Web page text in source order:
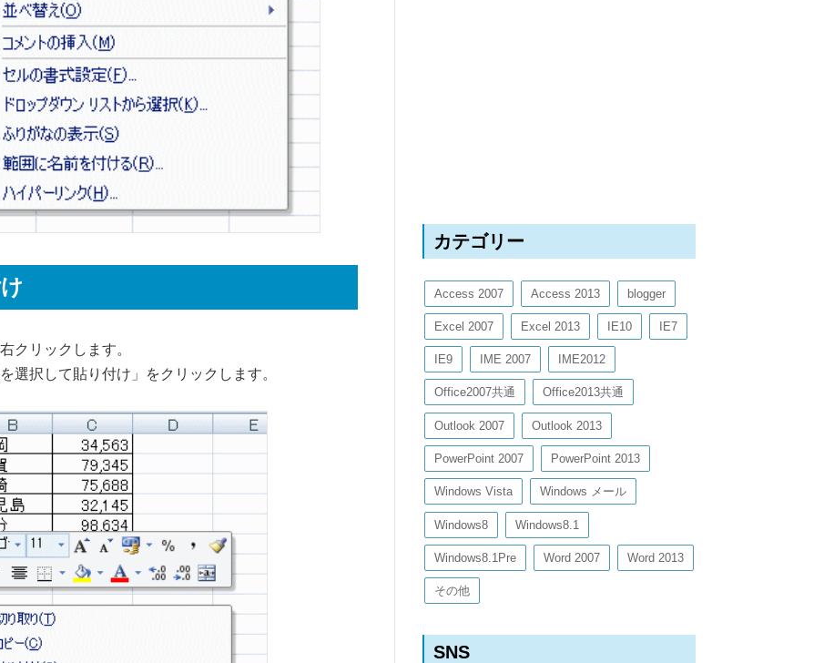
クリックします。
選択して貼り付け」をクリックします。
カテゴリー
Access 2007 Access 2013 blogger
Excel 2007 Excel 2013 IE10 IE7
IE9 IME 2007 IME2012
Office2007共通 Office2013共通
Outlook 2007 Outlook 2013
PowerPoint 2007 PowerPoint 2013
Windows Vista Windows メール
Windows8 Windows8.1
Windows8.1Pre Word 2007 Word 2013
その他
SNS